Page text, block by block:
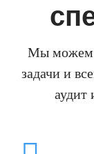
Мы можем
задачи и
аудит